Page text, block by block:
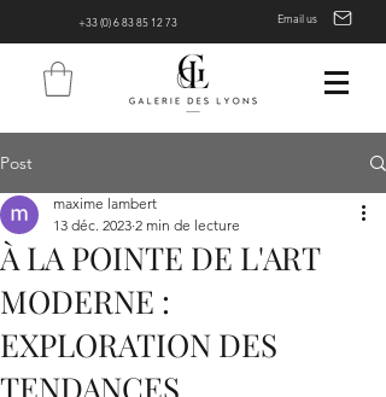
+33 (0) 6 83 85 12 73 Email us
Post
À LA POINTE DE L'ART
MODERNE :
EXPLORATION DES
TENDANCES
maxime lambert
13 déc. 2023 2 min de lecture